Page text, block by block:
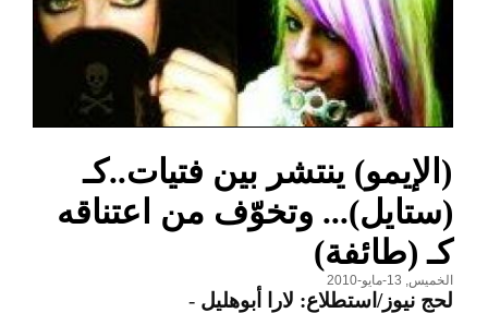
(الإيمو) ينتشر بين فتيات..كـ
(ستايل)... وتخوّف من اعتناقه
كـ (طائفة)
الخميس, 13-مايو-2010
لحج نيوز/استطلاع: لارا أبوهليل -